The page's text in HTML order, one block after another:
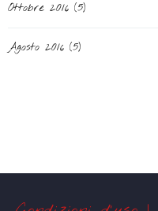
Ottobre 2016 (5)
Agosto 2016 (5)